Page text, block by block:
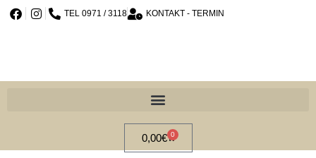
TEL 0971 / 3118 KONTAKT - TERMIN
0,00€ 0